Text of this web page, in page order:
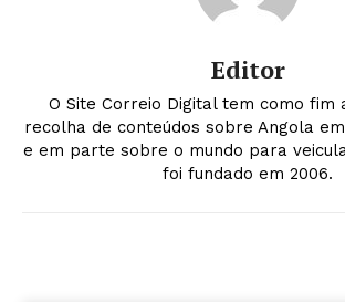
Editor
O Site Correio Digital tem como fim
recolha de conteúdos sobre Angola
e em parte sobre o mundo para
foi fundado em 2006.